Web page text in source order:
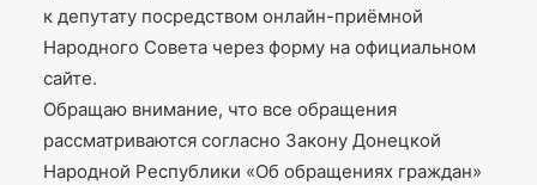
к депутату посредством онлайн-приёмной
Народного Совета через форму на официальном
сайте.
Обращаю внимание, что все обращения
рассматриваются согласно Закону Донецкой
Народной Республики «Об обращениях граждан»